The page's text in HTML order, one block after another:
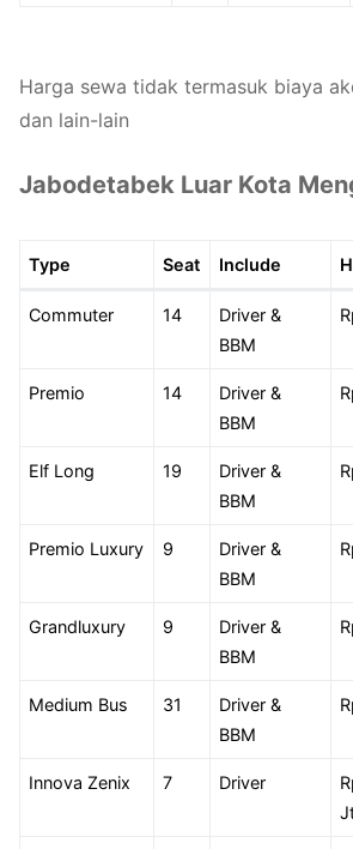
Harga sewa tidak termasuk biaya
dan lain-lain
Jabodetabek Luar Kota
Type Seat Include
Commuter 14
Driver &
BBM
Premio 14
Driver &
BBM
Elf Long 19
Driver &
BBM
Premio Luxury 9
Driver &
BBM
Grandluxury 9
Driver &
BBM
Medium Bus 31
Driver &
BBM
Innova Zenix 7 Driver